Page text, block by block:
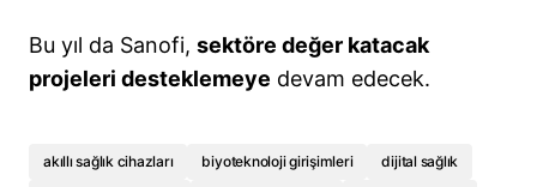
Bu yıl da Sanofi, sektöre değer katacak
projeleri desteklemeye devam edecek.
akıllı sağlık cihazları biyoteknoloji girişimleri
dijital sağlık